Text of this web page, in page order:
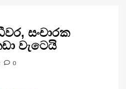
සංචාරක
වැටෙයි
0